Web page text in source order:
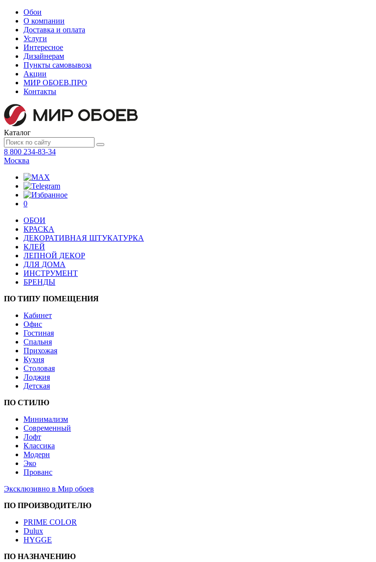
Обои
О компании
Доставка и оплата
Услуги
Интересное
Дизайнерам
Пункты самовывоза
Акции
МИР ОБОЕВ.ПРО
Контакты
Каталог
8 800 234-83-34
Москва
0
ОБОИ
КРАСКА
ДЕКОРАТИВНАЯ ШТУКАТУРКА
КЛЕЙ
ЛЕПНОЙ ДЕКОР
ДЛЯ ДОМА
ИНСТРУМЕНТ
БРЕНДЫ
ПО ТИПУ ПОМЕЩЕНИЯ
Кабинет
Офис
Гостиная
Спальня
Прихожая
Кухня
Столовая
Лоджия
Детская
ПО СТИЛЮ
Минимализм
Современный
Лофт
Классика
Модерн
Эко
Прованс
Эксклюзивно в Мир обоев
ПО ПРОИЗВОДИТЕЛЮ
PRIME COLOR
Dulux
HYGGE
ПО НАЗНАЧЕНИЮ